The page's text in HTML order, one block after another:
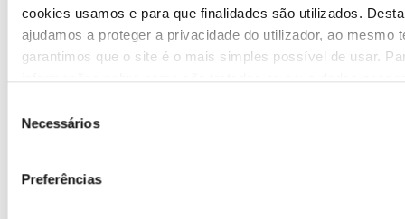
cookies usamos e para que finalidades são utilizados.
ajudamos a proteger a privacidade do utilizador, ao mesmo
garantimos que o site é o mais simples possível de usar.
Necessários
Preferências
Comunicados
Boletins
Apresentações